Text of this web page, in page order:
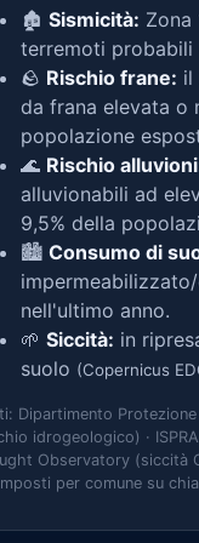
🏚️ Sismicità:
terremoti probabili
🪨 Rischio frane: il
da frana elevata o
popolazione
🌊 Rischio
alluvionabili ad
9,5% della
🏙️ Consumo di
nell'ultimo anno.
🌱 Siccità: in
suolo (Copernicus
Dipartimento
idrogeologico) ·
Observatory (siccità
per comune su